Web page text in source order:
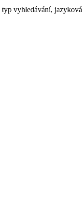
typ vyhledávání, jazyková